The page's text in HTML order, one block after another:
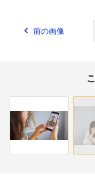
前の画像